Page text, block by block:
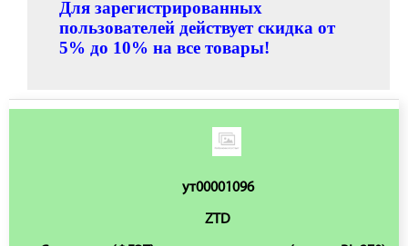
Для зарегистрированных
пользователей действует скидка от
5% до 10% на все товары!
ут00001096
ZTD